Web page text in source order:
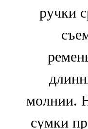
ручки
молнии.
сумки